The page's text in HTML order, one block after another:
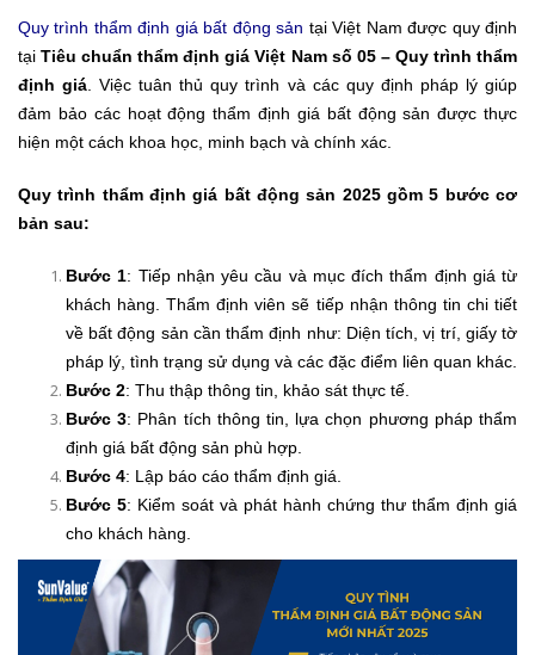
Quy trình thẩm định giá bất động sản tại Việt Nam được quy định
tạiTiêu chuẩn thẩm định giá Việt Nam số 05 – Quy trình thẩm
định giá. Việc tuân thủ quy trình và các quy định pháp lý giúp
đảm bảo các hoạt động thẩm định giá bất động sản được thực
hiện một cách khoa học, minh bạch và chính xác.
Quy trình thẩm định giá bất động sản 2025 gồm 5 bước cơ
bản sau:
Bước 1: Tiếp nhận yêu cầu và mục đích thẩm định giá từ
khách hàng.Thẩm định viên sẽ tiếp nhận thông tin chi tiết
về bất động sản cần thẩm định như: Diện tích, vị trí, giấy tờ
pháp lý, tình trạng sử dụng và các đặc điểm liên quan khác.
Bước 2: Thu thập thông tin, khảo sát thực tế.
Bước 3: Phân tích thông tin, lựa chọn phương pháp thẩm
định giá bất động sản phù hợp.
Bước 4: Lập báo cáo thẩm định giá.
Bước 5: Kiểm soát và phát hành chứng thư thẩm định giá
cho khách hàng.